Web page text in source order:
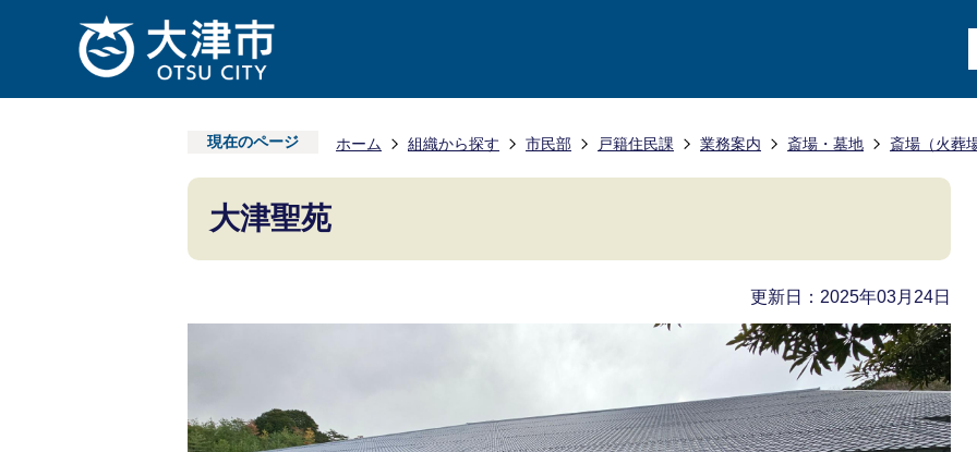
現在のページ ホーム 組織から探す 市民部 戸籍住民課 業務案内 斎場・墓地 斎場（火葬場
大津聖苑
更新日：2025年03月24日